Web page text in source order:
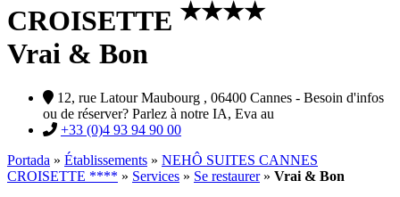
CROISETTE ★★★★
Vrai & Bon
12, rue Latour Maubourg , 06400 Cannes - Besoin d'infos
ou de réserver? Parlez à notre IA, Eva au
+33 (0)4 93 94 90 00
Portada » Établissements » NEHÔ SUITES CANNES
CROISETTE **** » Services » Se restaurer» Vrai & Bon